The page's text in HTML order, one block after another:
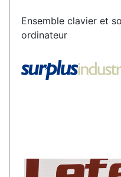
Ensemble clavier et
ordinateur